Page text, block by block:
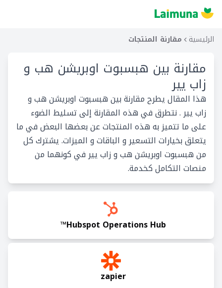
الرئيسية مقارنة المنتجات
مقارنة بين هبسبوت اوبريشن هب و
زاب يير
هذا المقال يطرح مقارنة بين هبسبوت اوبريشن هب و
زاب يير . نتطرق في هذه المقارنة إلى تسليط الضوء
على ما تتميز به هذه المنتجات عن بعضها البعض في ما
يتعلق بخيارات التسعير و الباقات و الميزات. يشترك كل
من هبسبوت اوبريشن هب و زاب يير في كونهما من
منصات التكامل كخدمة.
Hubspot Operations Hub™
zapier